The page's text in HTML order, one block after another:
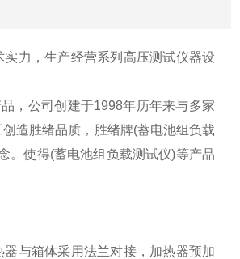
力，生产经营系列高压测试仪器设
，公司创建于1998年历年来与多家
造胜绪品质，胜绪牌(蓄电池组负载
。使得(蓄电池组负载测试仪)等产品
与箱体采用法兰对接，加热器预加